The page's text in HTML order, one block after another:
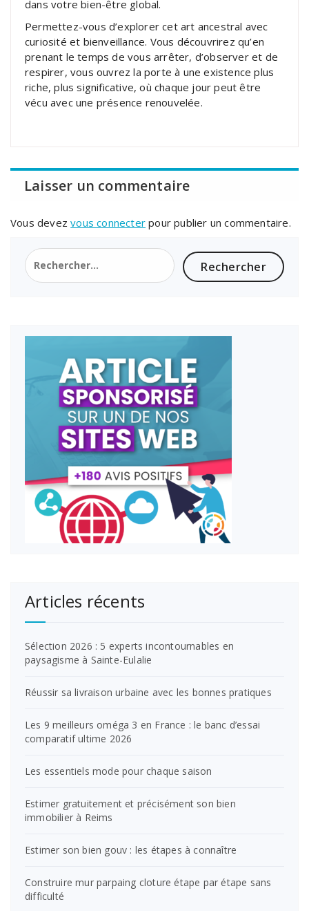
dans votre bien-être global.
Permettez-vous d’explorer cet art ancestral avec
curiosité et bienveillance. Vous découvrirez qu’en
prenant le temps de vous arrêter, d’observer et de
respirer, vous ouvrez la porte à une existence plus
riche, plus significative, où chaque jour peut être
vécu avec une présence renouvelée.
Laisser un commentaire
Vous devezvous connecter pour publier un commentaire.
Rechercher :
Articles récents
Sélection 2026 : 5 experts incontournables en
paysagisme à Sainte-Eulalie
Réussir sa livraison urbaine avec les bonnes pratiques
Les 9 meilleurs oméga 3 en France : le banc d’essai
comparatif ultime 2026
Les essentiels mode pour chaque saison
Estimer gratuitement et précisément son bien
immobilier à Reims
Estimer son bien gouv : les étapes à connaître
Construire mur parpaing cloture étape par étape sans
difficulté